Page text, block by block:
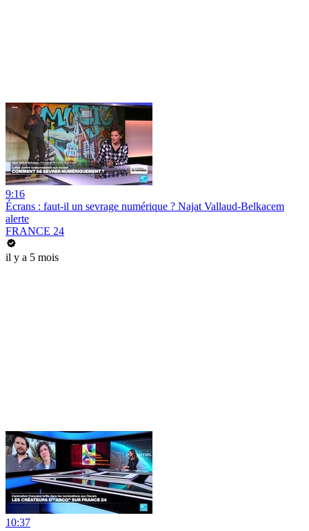
9:16
Écrans : faut-il un sevrage numérique ? Najat Vallaud-Belkacem
alerte
FRANCE 24
il y a 5 mois
10:37